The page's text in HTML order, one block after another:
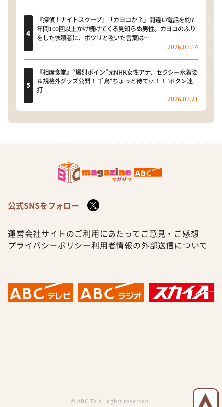
『探偵！ナイトスクープ』「カヨコか？」間違い電話を約7
年間100回以上かけ続けてくる見知らぬ男性。カヨコのふり
をした依頼者に、ポツリと呟いた言葉は…
2026.07.14
『相席食堂』“爆烈ボイン”元NHK女性アナ、セクシー水着姿
＆規格外グッズ公開！ 千鳥“ちょっと待てぃ！！”ボタン連
打
2026.07.21
公式SNSをフォロー
運営会社サイトのご利用にあたって ご意見・ご感想
プライバシーポリシー利用者情報の外部送信について
© ABC TV All rights reserved.